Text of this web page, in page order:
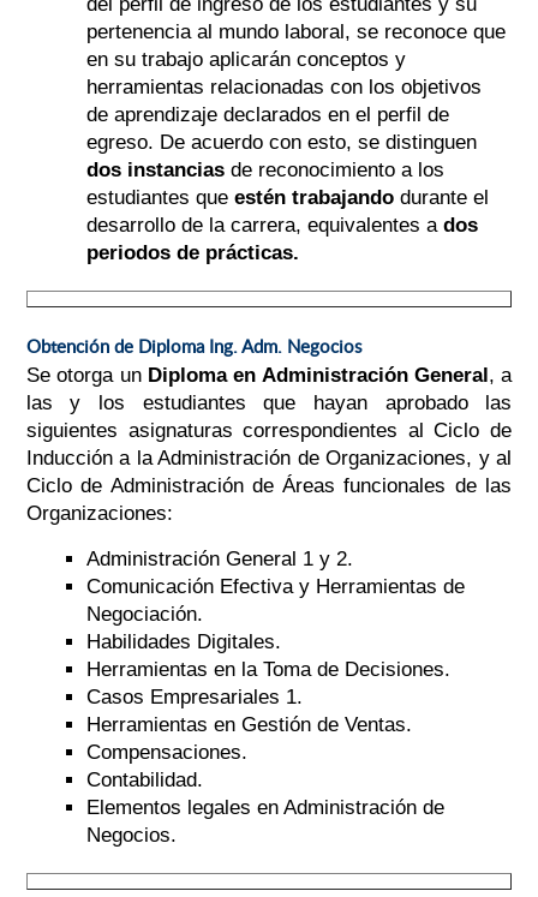
pertenencia al mundo laboral, se reconoce que
en su trabajo aplicarán conceptos y
herramientas relacionadas con los objetivos
de aprendizaje declarados en el perfil de
egreso. De acuerdo con esto, se distinguen
dos instanciasde reconocimiento a los
estudiantes que estén trabajandodurante el
desarrollo de la carrera, equivalentes a dos
periodos de prácticas.
Obtención de Diploma Ing. Adm. Negocios
Se otorga un Diploma en Administración General, a
las y los estudiantes que hayan aprobado las
siguientes asignaturas correspondientes al Ciclo de
Inducción a la Administración de Organizaciones, y al
Ciclo de Administración de Áreas funcionales de las
Organizaciones:
Administración General 1 y 2.
Comunicación Efectiva y Herramientas de
Negociación.
Habilidades Digitales.
Herramientas en la Toma de Decisiones.
Casos Empresariales 1.
Herramientas en Gestión de Ventas.
Compensaciones.
Contabilidad.
Elementos legales en Administración de
Negocios.